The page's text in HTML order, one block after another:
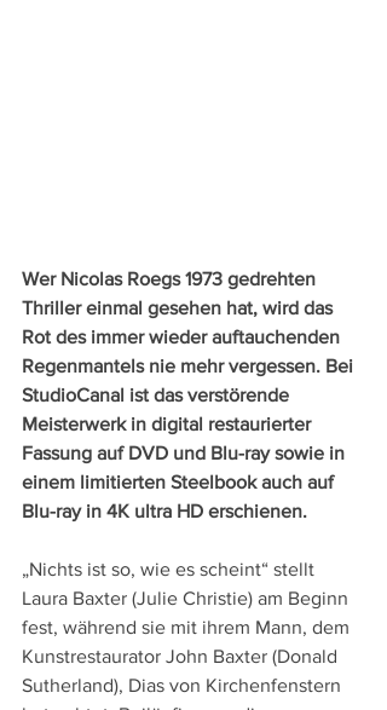
Wer Nicolas Roegs 1973 gedrehten
Thriller einmal gesehen hat, wird das
Rot des immer wieder auftauchenden
Regenmantels nie mehr vergessen. Bei
StudioCanal ist das verstörende
Meisterwerk in digital restaurierter
Fassung auf DVD und Blu-ray sowie in
einem limitierten Steelbook auch auf
Blu-ray in 4K ultra HD erschienen.
„Nichts ist so, wie es scheint“ stellt
Laura Baxter (Julie Christie) am Beginn
fest, während sie mit ihrem Mann, dem
Kunstrestaurator John Baxter (Donald
Sutherland), Dias von Kirchenfenstern